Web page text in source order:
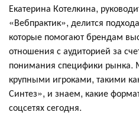
Екатерина Котелкина,
«Вебпрактик», делится
которые помогают брендам
отношения с аудиторией за
понимания специфики рынка.
крупными игроками, такими
Синтез», и знаем, какие
соцсетях сегодня.